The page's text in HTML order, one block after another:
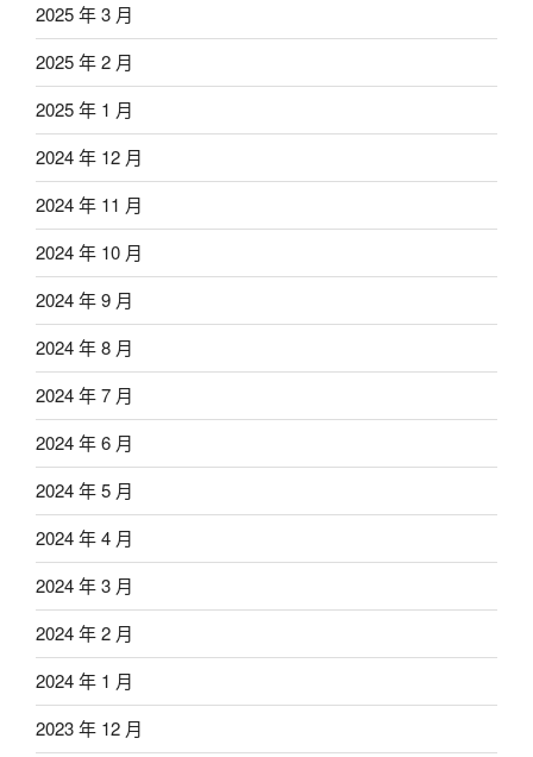
2025 年 3 月
2025 年 2 月
2025 年 1 月
2024 年 12 月
2024 年 11 月
2024 年 10 月
2024 年 9 月
2024 年 8 月
2024 年 7 月
2024 年 6 月
2024 年 5 月
2024 年 4 月
2024 年 3 月
2024 年 2 月
2024 年 1 月
2023 年 12 月